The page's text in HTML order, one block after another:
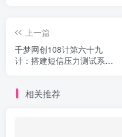
上一篇
千梦网创108计第六十九
计：搭建短信压力测试系
相关推荐